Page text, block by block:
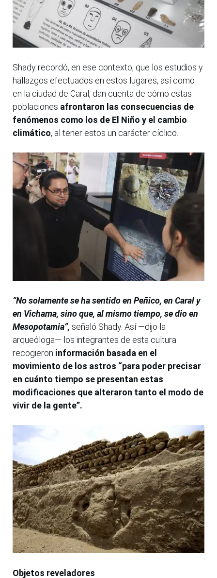
Shady recordó, en ese contexto, que los estudios y
hallazgos efectuados en estos lugares, así como
en la ciudad de Caral, dan cuenta de cómo estas
poblaciones afrontaron las consecuencias de
fenómenos como los de El Niño y el cambio
climático, al tener estos un carácter cíclico.
“No solamente se ha sentido en Peñico, en Caral y
en Vichama, sino que, al mismo tiempo, se dio en
Mesopotamia”, señaló Shady. Así —dijo la
arqueóloga— los integrantes de esta cultura
recogieron información basada en el
movimiento de los astros “para poder precisar
en cuánto tiempo se presentan estas
modificaciones que alteraron tanto el modo de
vivir de la gente”.
Objetos reveladores